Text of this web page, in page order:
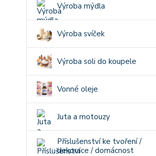
Výroba mýdla
Výroba svíček
Výroba soli do koupele
Vonné oleje
Juta a motouzy
Příslušenství ke tvoření /
dekorace / domácnost